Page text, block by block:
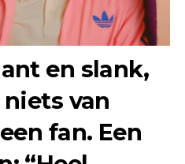
en slank,
van
fan. Een